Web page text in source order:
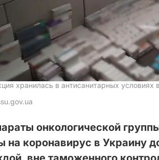
хранилась в антисанитарных
онкологической
на коронавирус в Украину